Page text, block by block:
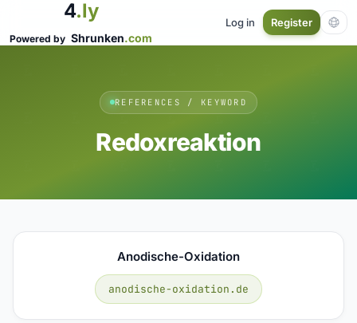
4.ly
Powered by Shrunken.com
Log in Register
REFERENCES / KEYWORD
Redoxreaktion
Anodische-Oxidation
anodische-oxidation.de